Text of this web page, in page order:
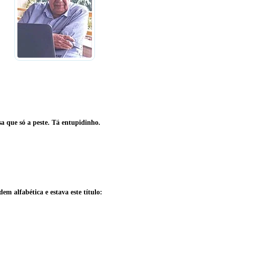
que só a peste. Tá entupidinho.
alfabética e estava este título: